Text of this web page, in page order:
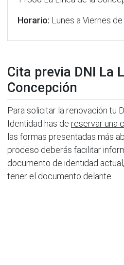
Horario: Lunes a Viernes
Cita previa DNI La
Concepción
Para solicitar la renovación tu
Identidad has de reservar una
las formas presentadas más
proceso deberás facilitar
documento de identidad
tener el documento delante.